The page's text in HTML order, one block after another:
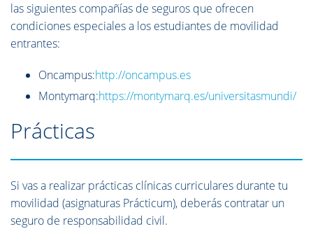
las siguientes compañías de seguros que ofrecen
condiciones especiales a los estudiantes de movilidad
entrantes:
Oncampus:http://oncampus.es
Montymarq:https://montymarq.es/universitasmundi/
Prácticas
Si vas a realizar prácticas clínicas curriculares durante tu
movilidad (asignaturas Prácticum), deberás contratar un
seguro de responsabilidad civil.